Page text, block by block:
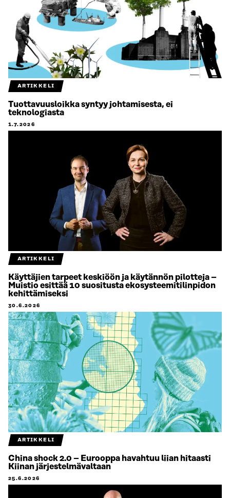
ARTIKKELI
Tuottavuusloikka syntyy johtamisesta, ei
teknologiasta
1.7.2026
ARTIKKELI
Käyttäjien tarpeet keskiöön ja käytännön pilotteja –
Muistio esittää 10 suositusta ekosysteemitilinpidon
kehittämiseksi
30.6.2026
ARTIKKELI
China shock 2.0 – Eurooppa havahtuu liian hitaasti
Kiinan järjestelmävaltaan
25.6.2026